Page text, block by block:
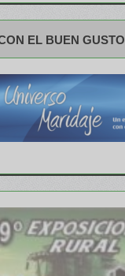
EL BUEN GUSTO